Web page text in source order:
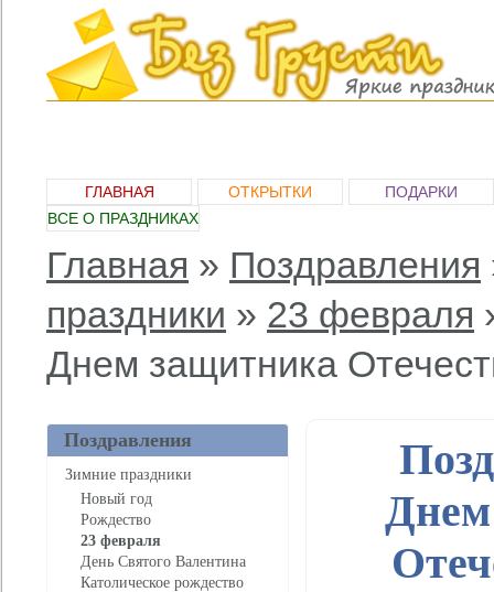
ГЛАВНАЯ ОТКРЫТКИ
ПОДАРКИ
ВСЕ О ПРАЗДНИКАХ
Главная » Поздравления
праздники » 23 февраля
Днем защитника
Поздравления
Зимние праздники
Новый год
Рождество
23 февраля
День Святого Валентина
Католическое рождество